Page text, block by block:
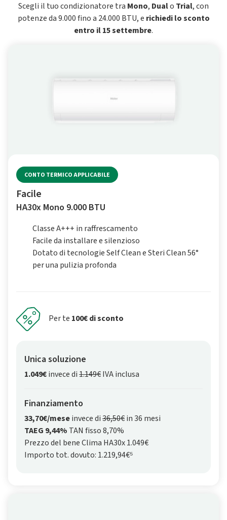
Scegli il tuo condizionatore tra Mono, Dualo Trial, con
potenze da 9.000 fino a 24.000 BTU, e richiedi lo sconto
entro il 15 settembre.
CONTO TERMICO APPLICABILE
Facile
HA30x Mono 9.000 BTU
Classe A+++ in raffrescamento
Facile da installare e silenzioso
Dotato di tecnologie Self Clean e Steri Clean 56°
per una pulizia profonda
Per te 100€ di sconto
Unica soluzione
1.049€invece di1.149€IVA inclusa
Finanziamento
33,70€/meseinvece di36,50€in 36 mesi
TAEG 9,44% TAN fisso 8,70%
Prezzo del bene Clima HA30x 1.049€
Importo tot. dovuto: 1.219,94€⁵